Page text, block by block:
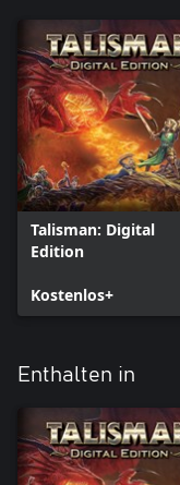
Talisman: Digital
Edition
Kostenlos+
Enthalten in